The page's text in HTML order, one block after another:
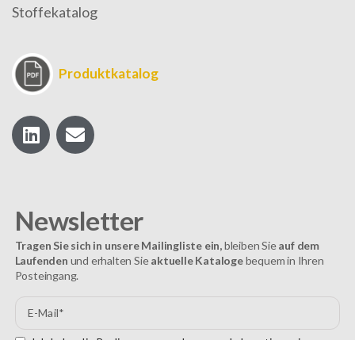
Stoffekatalog
Produktkatalog
Newsletter
Tragen Sie sich in unsere Mailingliste ein,bleiben Sieauf dem
Laufenden und erhalten Sieaktuelle Katalogebequem in Ihren
Posteingang.